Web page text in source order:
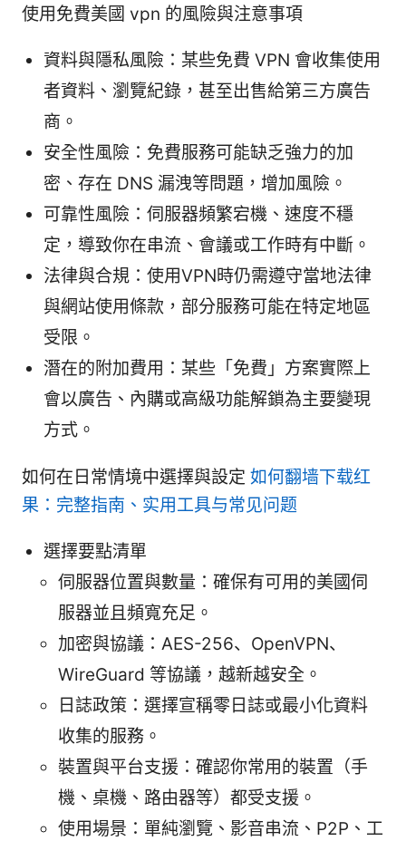
使用免費美國 vpn 的風險與注意事項
資料與隱私風險：某些免費 VPN 會收集使用
者資料、瀏覽紀錄，甚至出售給第三方廣告
商。
安全性風險：免費服務可能缺乏強力的加
密、存在 DNS 漏洩等問題，增加風險。
可靠性風險：伺服器頻繁宕機、速度不穩
定，導致你在串流、會議或工作時有中斷。
法律與合規：使用VPN時仍需遵守當地法律
與網站使用條款，部分服務可能在特定地區
受限。
潛在的附加費用：某些「免費」方案實際上
會以廣告、內購或高級功能解鎖為主要變現
方式。
如何在日常情境中選擇與設定 如何翻墙下载红
果：完整指南、实用工具与常见问题
選擇要點清單
伺服器位置與數量：確保有可用的美國伺
服器並且頻寬充足。
加密與協議：AES-256、OpenVPN、
WireGuard 等協議，越新越安全。
日誌政策：選擇宣稱零日誌或最小化資料
收集的服務。
裝置與平台支援：確認你常用的裝置（手
機、桌機、路由器等）都受支援。
使用場景：單純瀏覽、影音串流、P2P、工